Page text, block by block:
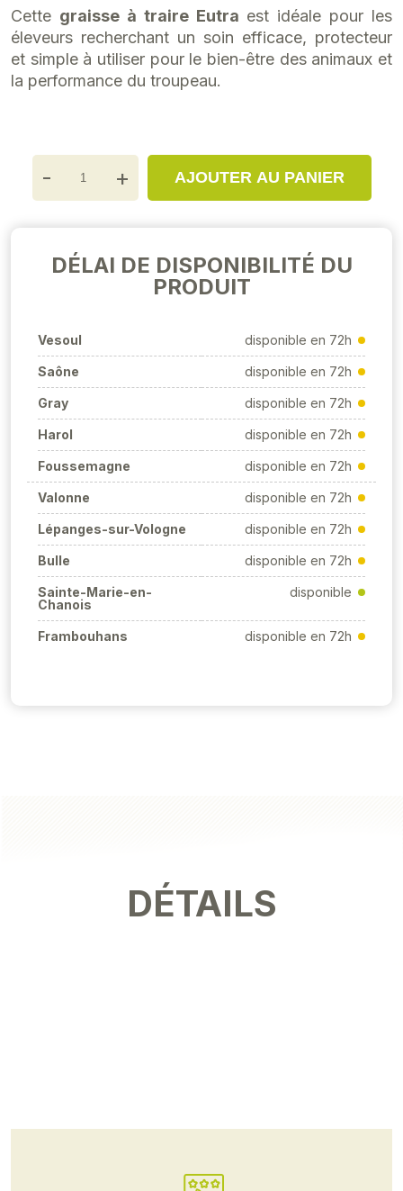
Cette graisse à traire Eutra est idéale pour les
éleveurs recherchant un soin efficace, protecteur
et simple à utiliser pour le bien-être des animaux et
la performance du troupeau.
- + AJOUTER AU PANIER
DÉLAI DE DISPONIBILITÉ DU
PRODUIT
Vesoul disponible en 72h
Saône disponible en 72h
Gray disponible en 72h
Harol disponible en 72h
Foussemagne disponible en 72h
Valonne disponible en 72h
Lépanges-sur-Vologne disponible en 72h
Bulle disponible en 72h
Sainte-Marie-en-
Chanois
disponible
Frambouhans disponible en 72h
DÉTAILS